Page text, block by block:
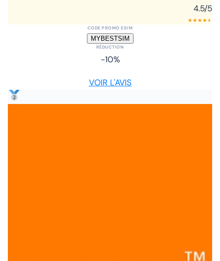
4.5/5
★★★★★
★
CODE PROMO ESIM
MYBESTSIM
RÉDUCTION
-10%
VOIR L'AVIS